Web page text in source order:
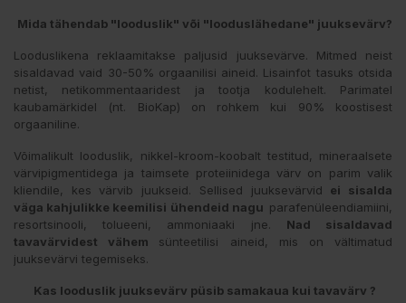
Mida tähendab "looduslik" või "looduslähedane" juuksevärv?
Looduslikena reklaamitakse paljusid juuksevärve. Mitmed neist
sisaldavad vaid 30-50% orgaanilisi aineid. Lisainfot tasuks otsida
netist, netikommentaaridest ja tootja kodulehelt. Parimatel
kaubamärkidel (nt. BioKap) on rohkem kui 90% koostisest
orgaaniline.
Võimalikult looduslik, nikkel-kroom-koobalt testitud, mineraalsete
värvipigmentidega ja taimsete proteiinidega värv on parim valik
kliendile, kes värvib juukseid. Sellised juuksevärvid ei sisalda
väga kahjulikke keemilisi ühendeid nagu parafenüleendiamiini,
resortsinooli, tolueeni, ammoniaaki jne. Nad sisaldavad
tavavärvidest vähem
sünteetilisi aineid, mis on vältimatud
juuksevärvi tegemiseks.
Kas looduslik juuksevärv püsib samakaua kui tavavärv ?